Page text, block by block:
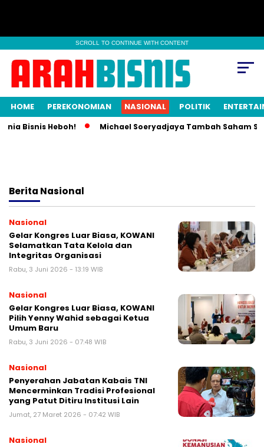
SCROLL TO CONTINUE WITH CONTENT
HOME PEREKONOMIAN NASIONAL POLITIK
Bisnis Heboh! Michael Soeryadjaya Tambah Saham
Berita Nasional
Nasional
Gelar Kongres Luar Biasa, KOWANI
Selamatkan Tata Kelola dan
Integritas Organisasi
Rabu, 3 Juni 2026 - 13:19 WIB
Nasional
Gelar Kongres Luar Biasa, KOWANI
Pilih Yenny Wahid sebagai Ketua
Umum Baru
Rabu, 3 Juni 2026 - 07:48 WIB
Nasional
Penyerahan Jabatan Kabais TNI
Mencerminkan Tradisi Profesional
yang Patut Ditiru Institusi Lain
Jumat, 27 Maret 2026 - 07:42 WIB
Nasional